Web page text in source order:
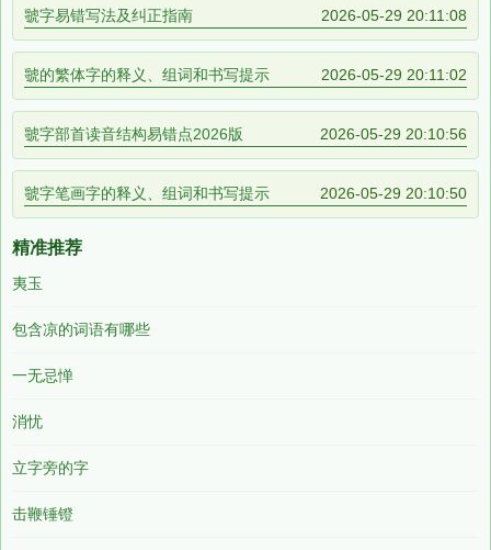
虢字易错写法及纠正指南 2026-05-29 20:11:08
虢的繁体字的释义、组词和书写提示 2026-05-29 20:11:02
虢字部首读音结构易错点2026版 2026-05-29 20:10:56
虢字笔画字的释义、组词和书写提示 2026-05-29 20:10:50
精准推荐
夷玉
包含凉的词语有哪些
一无忌惮
消忧
立字旁的字
击鞭锤镫